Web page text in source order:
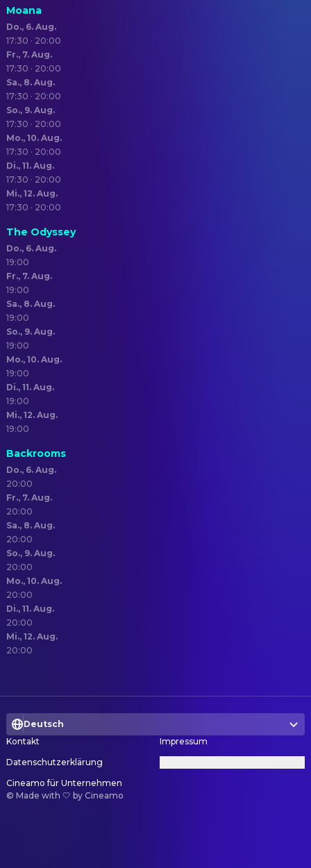
Moana
Do., 6. Aug.
17:30 · 20:00
Fr., 7. Aug.
17:30 · 20:00
Sa., 8. Aug.
17:30 · 20:00
So., 9. Aug.
17:30 · 20:00
Mo., 10. Aug.
17:30 · 20:00
Di., 11. Aug.
17:30 · 20:00
Mi., 12. Aug.
17:30 · 20:00
The Odyssey
Do., 6. Aug.
19:00
Fr., 7. Aug.
19:00
Sa., 8. Aug.
19:00
So., 9. Aug.
19:00
Mo., 10. Aug.
19:00
Di., 11. Aug.
19:00
Mi., 12. Aug.
19:00
Backrooms
Do., 6. Aug.
20:00
Fr., 7. Aug.
20:00
Sa., 8. Aug.
20:00
So., 9. Aug.
20:00
Mo., 10. Aug.
20:00
Di., 11. Aug.
20:00
Mi., 12. Aug.
20:00
Deutsch
Kontakt
Impressum
Datenschutzerklärung
Cineamo für Unternehmen
© Made with 🤍 by Cineamo